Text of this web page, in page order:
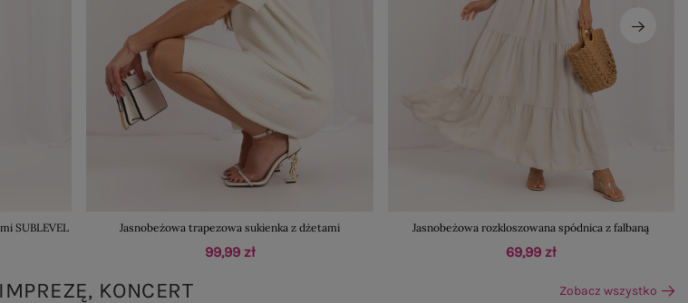
SUBLEVEL Jasnobeżowa trapezowa sukienka z dżetami
99,99 zł
Jasnobeżowa rozkloszowana spódnica z falbaną
69,99 zł
KONCERT Zobacz wszystko